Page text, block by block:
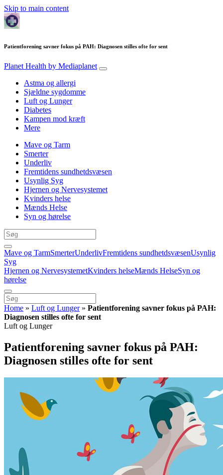
Skip to main content
Patientforening savner fokus på PAH: Diagnosen stilles ofte for sent
Planet Health by Mediaplanet
Astma og allergi
Sjældne sygdomme
Luft og Lunger
Diabetes
Kampen mod kræft
Mere
Mave og Tarm
Smerter
Underliv
Fremtidens sundhetdsvæsen
Usynlig Syg
Hjernen og Nervesystemet
Kvinders helse
Mænds Helse
Syn og hørelse
Mave og TarmSmerterUnderlivFremtidens sundhetdsvæsenUsynlig
Syg
Hjernen og NervesystemetKvinders helseMænds HelseSyn og
hørelse
Home » Luft og Lunger» Patientforening savner fokus på PAH:
Diagnosen stilles ofte for sent
Luft og Lunger
Patientforening savner fokus på PAH:
Diagnosen stilles ofte for sent